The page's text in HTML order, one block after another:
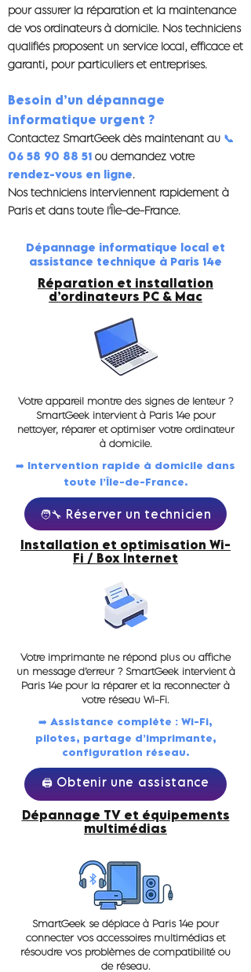
pour assurer la réparation et la maintenance
de vos ordinateurs à domicile. Nos techniciens
qualifiés proposent un service local, efficace et
garanti, pour particuliers et entreprises.
Besoin d’un dépannage
informatique urgent ?
Contactez SmartGeek dès maintenant au 📞
06 58 90 88 51 ou demandez votre
rendez-vous en ligne.
Nos techniciens interviennent rapidement à
Paris et dans toute l’Île-de-France.
Dépannage informatique local et
assistance technique à Paris 14e
Réparation et installation
d’ordinateurs PC & Mac
Votre appareil montre des signes de lenteur ?
SmartGeek intervient à Paris 14e pour
nettoyer, réparer et optimiser votre ordinateur
à domicile.
➡️ Intervention rapide à domicile dans
toute l’Île-de-France.
🧑‍🔧 Réserver un technicien
Installation et optimisation Wi-
Fi / Box Internet
Votre imprimante ne répond plus ou affiche
un message d’erreur ? SmartGeek intervient à
Paris 14e pour la réparer et la reconnecter à
votre réseau Wi-Fi.
➡️ Assistance complète : Wi-Fi,
pilotes, partage d’imprimante,
configuration réseau.
🖨️ Obtenir une assistance
Dépannage TV et équipements
multimédias
SmartGeek se déplace à Paris 14e pour
connecter vos accessoires multimédias et
résoudre vos problèmes de compatibilité ou
de réseau.